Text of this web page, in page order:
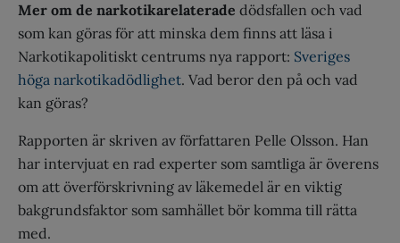
Mer om de narkotikarelaterade dödsfallen och vad
som kan göras för att minska dem finns att läsa i
Narkotikapolitiskt centrums nya rapport: Sveriges
höga narkotikadödlighet. Vad beror den på och vad
kan göras?
Rapporten är skriven av författaren Pelle Olsson. Han
har intervjuat en rad experter som samtliga är överens
om att överförskrivning av läkemedel är en viktig
bakgrundsfaktor som samhället bör komma till rätta
med.